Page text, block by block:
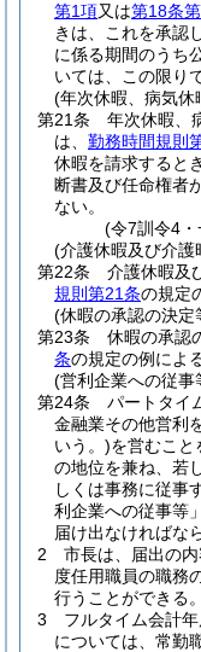
第1項又は第18条
きは、これを承認
に係る期間のうち
いては、この限り
(年次休暇、病気休
第21条
年次休暇、
は、 勤務時間規則
休暇を請求すると
断書及び任命権者
ない。
(令7訓令4
(介護休暇及び介護
第22条
介護休暇及
規則第21条の規定
(休暇の承認の決定
第23条
休暇の承認
条の規定の例による
(営利企業への従事
第24条
パートタイ
金融業その他営利
いう。)を営むこと
の地位を兼ね、若
しくは事務に従事
利企業への従事等
届け出なければな
2
市長は、届出の
度任用職員の職務
行うことができる。
3
フルタイム会計
については、常勤